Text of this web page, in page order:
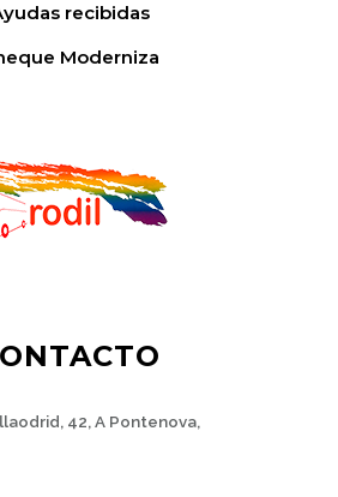
recibidas
Moderniza
42, A Pontenova,